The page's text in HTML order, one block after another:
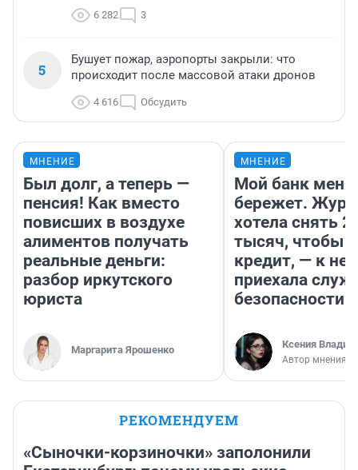
6 282 3
5
Бушует пожар, аэропорты закрыли: что
происходит после массовой атаки дронов
4 616 Обсудить
МНЕНИЕ
Был долг, а теперь —
пенсия! Как вместо
повисших в воздухе
алиментов получать
реальные деньги:
разбор иркутского
юриста
Маргарита Ярошенко
МНЕНИЕ
Мой банк меня
бережет.
хотела снять
тысяч, чтобы
кредит, — к
приехала
безопасности
Ксения
Автор мнения
РЕКОМЕНДУЕМ
«Сыночки-корзиночки» заполонили